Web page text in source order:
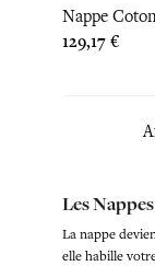
Nappe
Prix
129,17 €
Les
La nappe
elle habille